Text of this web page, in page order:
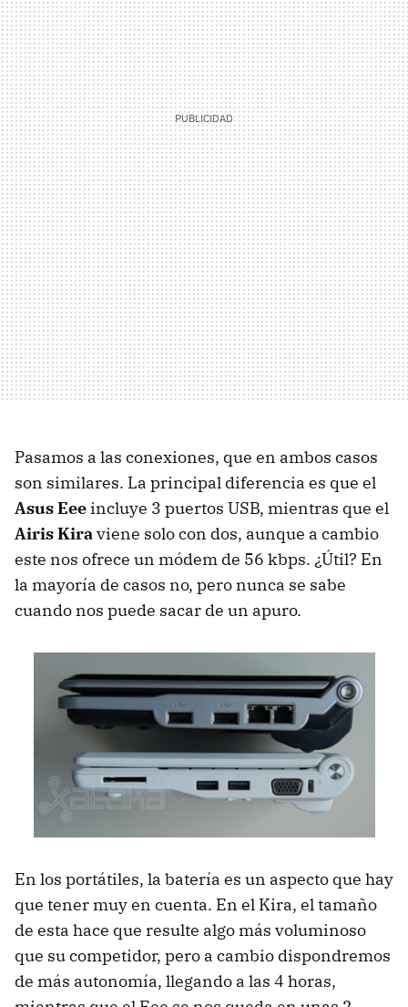
Pasamos a las conexiones, que en ambos casos
son similares. La principal diferencia es que el
Asus Eee incluye 3 puertos USB, mientras que el
Airis Kiraviene solo con dos, aunque a cambio
este nos ofrece un módem de 56 kbps. ¿Útil? En
la mayoría de casos no, pero nunca se sabe
cuando nos puede sacar de un apuro.
En los portátiles, la batería es un aspecto que hay
que tener muy en cuenta. En el Kira, el tamaño
de esta hace que resulte algo más voluminoso
que su competidor, pero a cambio dispondremos
de más autonomía, llegando a las 4 horas,